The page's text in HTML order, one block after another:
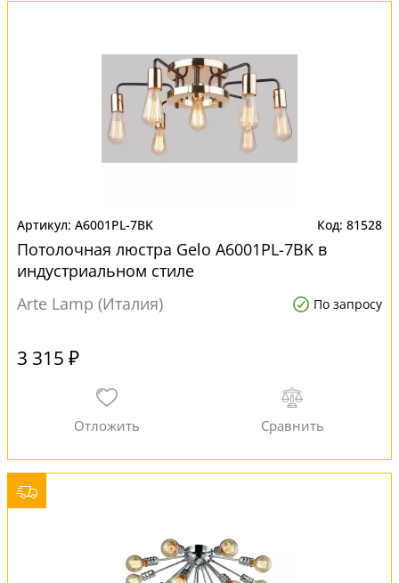
A6001PL-7BK 81528
Потолочная люстра Gelo A6001PL-7BK в
индустриальном стиле
Arte Lamp (Италия)
По запросу
3 315 ₽